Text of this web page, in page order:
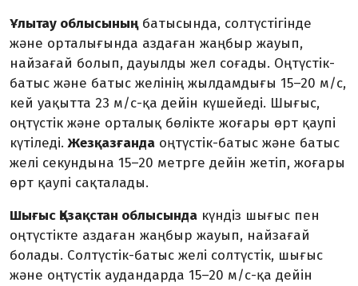
Ұлытау облысыныңбатысында, солтүстігінде
және орталығында аздаған жаңбыр жауып,
найзағай болып, дауылды жел соғады. Оңтүстік-
батыс және батыс желінің жылдамдығы 15–20 м/с,
кей уақытта 23 м/с-қа дейін күшейеді. Шығыс,
оңтүстік және орталық бөлікте жоғары өрт қаупі
күтіледі.Жезқазғанда оңтүстік-батыс және батыс
желі секундына 15–20 метрге дейін жетіп, жоғары
өрт қаупі сақталады.
Шығыс Қазақстан облысында күндіз шығыс пен
оңтүстікте аздаған жаңбыр жауып, найзағай
болады. Солтүстік-батыс желі солтүстік, шығыс
және оңтүстік аудандарда 15–20 м/с-қа дейін